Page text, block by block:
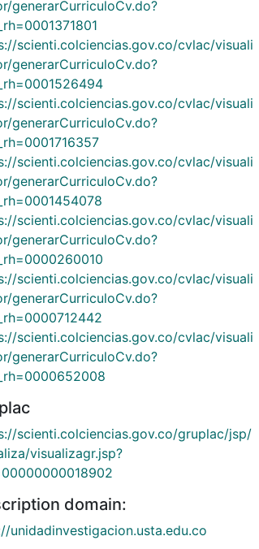
generarCurriculoCv.do?
scienti.colciencias.gov.co/cvlac/visuali
generarCurriculoCv.do?
scienti.colciencias.gov.co/cvlac/visuali
generarCurriculoCv.do?
scienti.colciencias.gov.co/cvlac/visuali
generarCurriculoCv.do?
scienti.colciencias.gov.co/cvlac/visuali
generarCurriculoCv.do?
scienti.colciencias.gov.co/cvlac/visuali
generarCurriculoCv.do?
scienti.colciencias.gov.co/cvlac/visuali
generarCurriculoCv.do?
scienti.colciencias.gov.co/gruplac/jsp/
visualizagr.jsp?
domain:
unidadinvestigacion.usta.edu.co